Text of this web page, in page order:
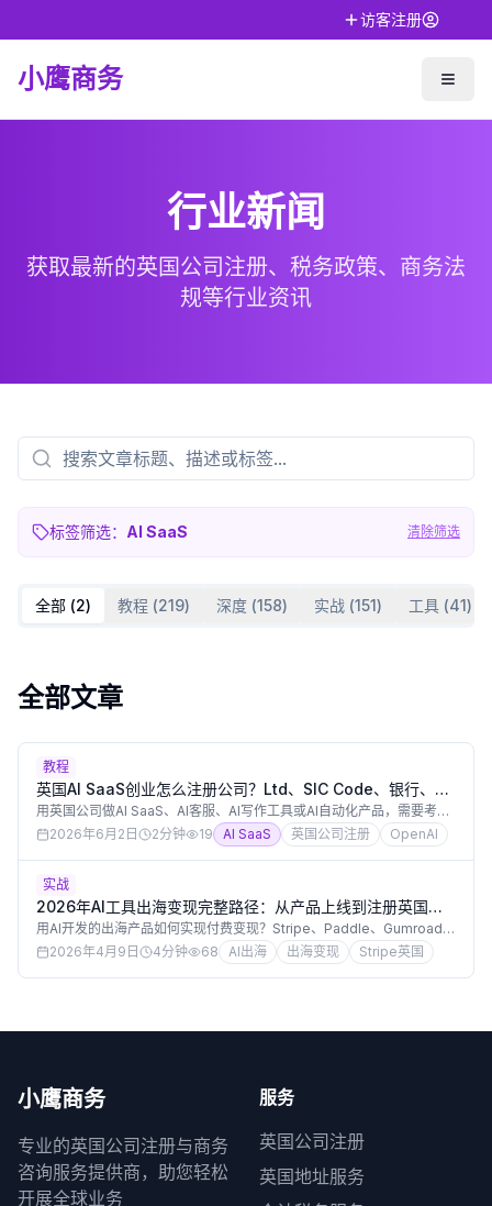
访客注册
小鹰商务
行业新闻
获取最新的英国公司注册、税务政策、商务法
规等行业资讯
标签筛选： AI SaaS 清除筛选
全部 (2) 教程 (219) 深度 (158) 实战 (151) 工具 (41)
全部文章
教程
英国AI SaaS创业怎么注册公司？Ltd、SIC Code、银行、
OpenAI成本和合规清单
用英国公司做AI SaaS、AI客服、AI写作工具或AI自动化产品，需要考虑
公司注册、SIC Code、注册地址、银行账户、OpenAI/Claude API成
本、客户数据、订阅收入、VAT和合同条款。本文原创整理英国AI SaaS
创业的注册和运营清单。
2026年6月2日 2分钟 19 AI SaaS 英国公司注册 OpenAI
实战
2026年AI工具出海变现完整路径：从产品上线到注册英国公
司开通Stripe全流程
用AI开发的出海产品如何实现付费变现？Stripe、Paddle、Gumroad的
开通条件是什么？注册英国有限公司是国内开发者国际化变现的最优路
径。本文详解从产品上线到英国公司注册、银行账户开立、Stripe接入
的完整变现流程。
2026年4月9日 4分钟 68 AI出海 出海变现 Stripe英国
小鹰商务
专业的英国公司注册与商务
咨询服务提供商，助您轻松
开展全球业务
服务
英国公司注册
英国地址服务